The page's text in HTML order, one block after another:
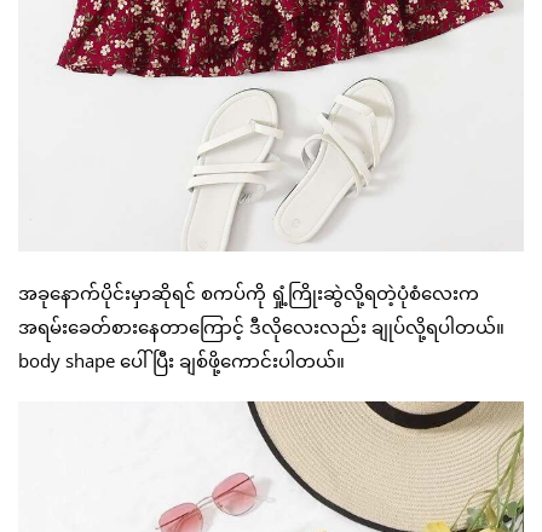
အခုနောက်ပိုင်းမှာဆိုရင် စကပ်ကို ရှုံ့ကြိုးဆွဲလို့ရတဲ့ပုံစံလေးက
အရမ်းခေတ်စားနေတာကြောင့် ဒီလိုလေးလည်း ချုပ်လို့ရပါတယ်။
body shape ပေါ်ပြီး ချစ်ဖို့ကောင်းပါတယ်။